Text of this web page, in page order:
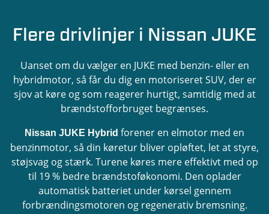
4,210 meter
Ydelse
114 hk
Bredde (uden spejl)
1800 meter
Maks. anhængervægt med bremser
1250 kg
Højde
10,1 sek.
Længde
4,210 meter
Ydelse
Bredde (uden spejl)
1800 meter
Maks. anhængervægt med bremser
Flere drivlinjer i Nissan JUKE
Uanset om du vælger en JUKE med benzin- eller en
hybridmotor, så får du dig en motoriseret SUV, der er
sjov at køre og som reagerer hurtigt, samtidig med at
brændstofforbruget begrænses.
Nissan JUKE Hybrid forener en elmotor med en
benzinmotor, så din køretur bliver opløftet, let at styre,
støjsvag og stærk. Turene køres mere effektivt med op
til 19 % bedre brændstoføkonomi. Den oplader
automatisk batteriet under kørsel gennem
forbrændingsmotoren og regenerativ bremsning.